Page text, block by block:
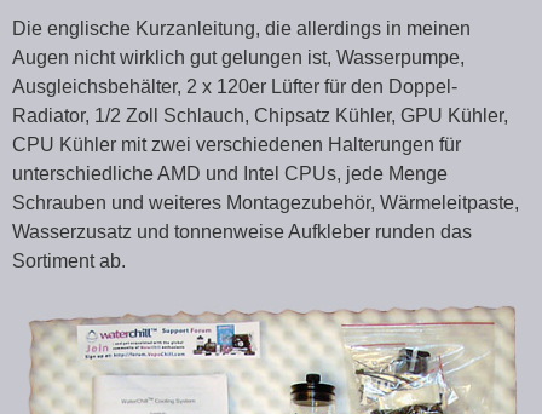
Die englische Kurzanleitung, die allerdings in meinen
Augen nicht wirklich gut gelungen ist, Wasserpumpe,
Ausgleichsbehälter, 2 x 120er Lüfter für den Doppel-
Radiator, 1/2 Zoll Schlauch, Chipsatz Kühler, GPU Kühler,
CPU Kühler mit zwei verschiedenen Halterungen für
unterschiedliche AMD und Intel CPUs, jede Menge
Schrauben und weiteres Montagezubehör, Wärmeleitpaste,
Wasserzusatz und tonnenweise Aufkleber runden das
Sortiment ab.